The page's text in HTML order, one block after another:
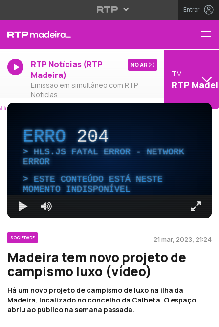
Entrar
RTP Notícias (RTP
Madeira)
Emissão em simultâneo com RTP
Notícias
NO AR
TV
RTP
ERRO204
HLS.JS FATAL ERROR - NETWORK
ERROR
ESTE CONTEÚDO ESTÁ NESTE
MOMENTO INDISPONÍVEL
SOCIEDADE 21 mar, 2023, 21:24
Madeira tem novo projeto de
campismo luxo (vídeo)
Há um novo projeto de campismo de luxo na ilha da
Madeira, localizado no concelho da Calheta. O espaço
abriu ao público na semana passada.